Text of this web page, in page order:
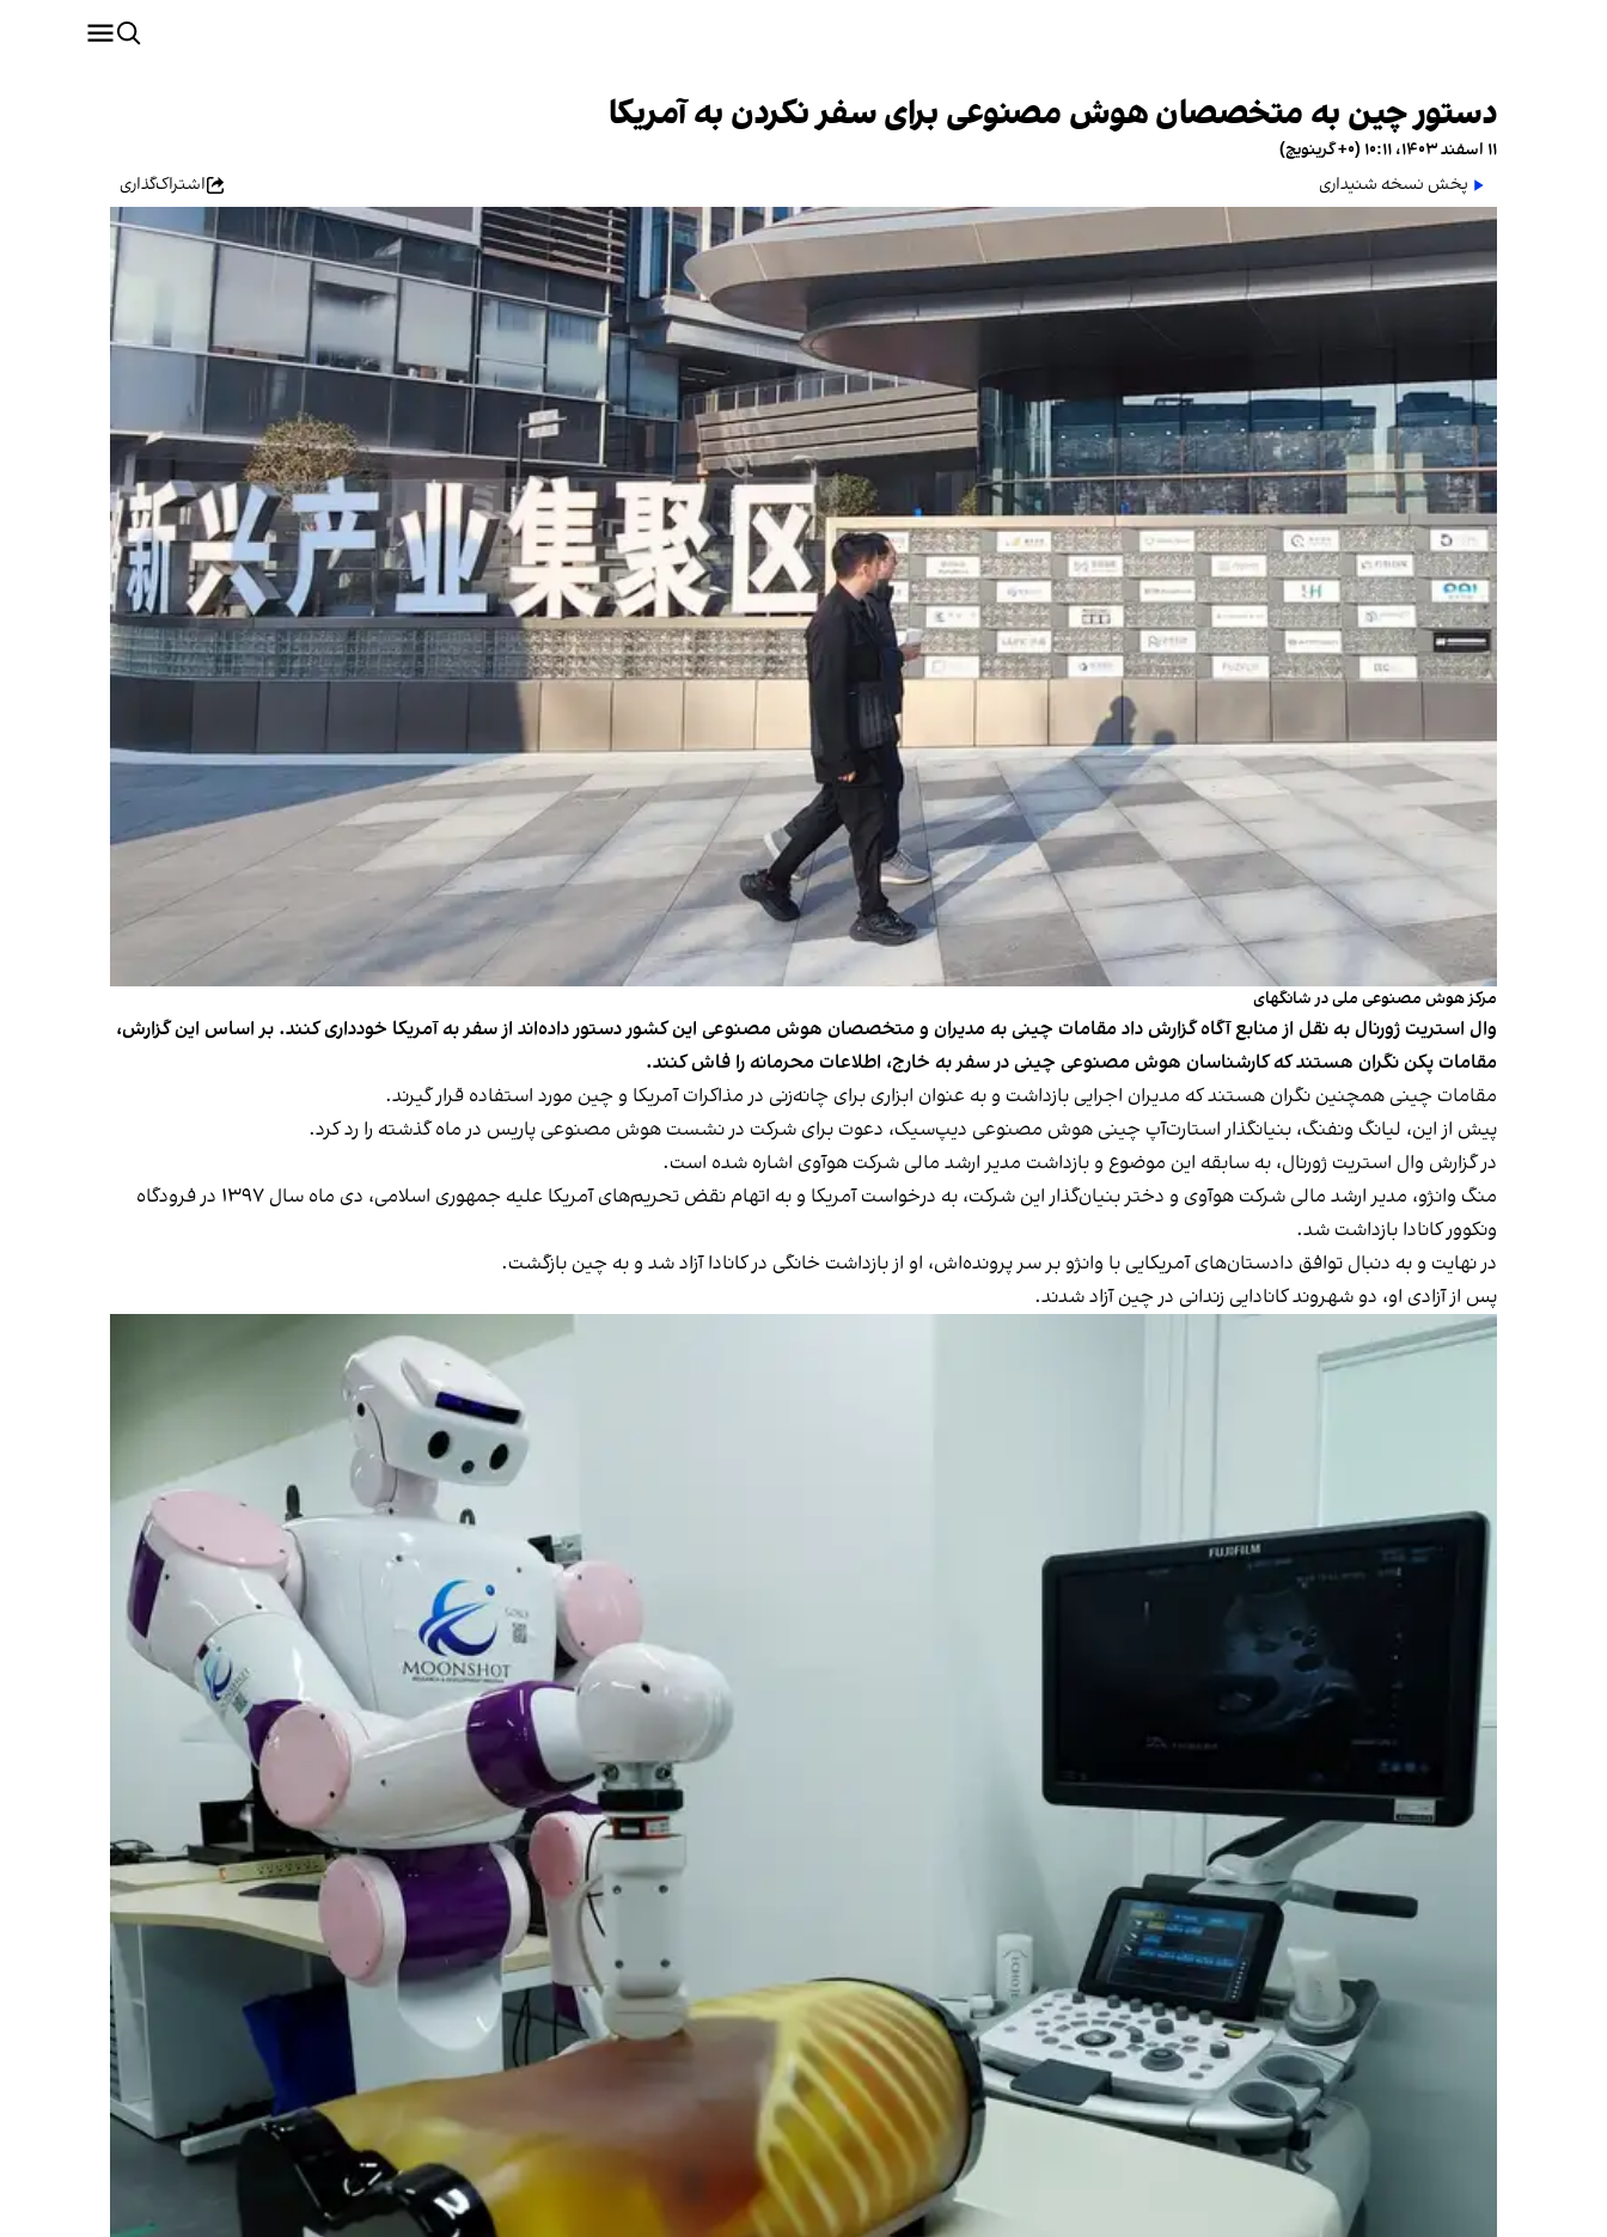
دستور چین به متخصصان هوش مصنوعی برای سفر نکردن به آمریکا
۱۱ اسفند ۱۴۰۳، ۱۰:۱۱ (‎+۰ گرینویچ)
پخش نسخه شنیداری
اشتراک‌گذاری
مرکز هوش مصنوعی ملی در شانگهای
وال استریت ژورنال به نقل از منابع آگاه گزارش داد مقامات چینی به مدیران و متخصصان هوش مصنوعی این کشور دستور داده‌اند از سفر به آمریکا خودداری کنند. بر اساس این گزارش،
مقامات پکن نگران هستند که کارشناسان هوش مصنوعی چینی در سفر به خارج، اطلاعات محرمانه را فاش کنند.
مقامات چینی همچنین نگران هستند که مدیران اجرایی بازداشت و به عنوان ابزاری برای چانه‌زنی در مذاکرات آمریکا و چین مورد استفاده قرار گیرند.
پیش از این، لیانگ ونفنگ، بنیانگذار استارت‌آپ چینی هوش مصنوعی دیپ‌سیک، دعوت برای شرکت در نشست هوش مصنوعی پاریس در ماه گذشته را رد کرد.
در گزارش وال استریت ژورنال، به سابقه این موضوع و بازداشت مدیر ارشد مالی شرکت هوآوی اشاره شده است.
منگ وانژو، مدیر ارشد مالی شرکت هوآوی و دختر بنیان‌گذار این شرکت، به درخواست آمریکا و به اتهام نقض تحریم‌های آمریکا علیه جمهوری اسلامی، دی ماه سال ۱۳۹۷ در فرودگاه
ونکوور کانادا بازداشت شد.
در نهایت و به دنبال توافق دادستان‌های آمریکایی با وانژو بر سر پرونده‌اش، او از بازداشت خانگی در کانادا آزاد شد و به چین بازگشت.
پس از آزادی او، دو شهروند کانادایی زندانی در چین آزاد شدند.